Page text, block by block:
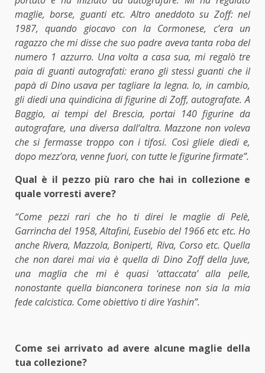
maglie, borse, guanti etc. Altro aneddoto su Zoff: nel
1987, quando giocavo con la Cormonese, c’era un
ragazzo che mi disse che suo padre aveva tanta roba del
numero 1 azzurro. Una volta a casa sua, mi regalò tre
paia di guanti autografati: erano gli stessi guanti che il
papà di Dino usava per tagliare la legna. Io, in cambio,
gli diedi una quindicina di figurine di Zoff, autografate. A
Baggio, ai tempi del Brescia, portai 140 figurine da
autografare, una diversa dall’altra. Mazzone non voleva
che si fermasse troppo con i tifosi. Così gliele diedi e,
dopo mezz’ora, venne fuori, con tutte le figurine firmate”.
Qual è il pezzo più raro che hai in collezione e
quale vorresti avere?
“Come pezzi rari che ho ti direi le maglie di Pelè,
Garrincha del 1958, Altafini, Eusebio del 1966 etc etc. Ho
anche Rivera, Mazzola, Boniperti, Riva, Corso etc. Quella
che non darei mai via è quella di Dino Zoff della Juve,
una maglia che mi è quasi ‘attaccata’ alla pelle,
nonostante quella bianconera torinese non sia la mia
fede calcistica. Come obiettivo ti dire Yashin”.
Come sei arrivato ad avere alcune maglie della
tua collezione?